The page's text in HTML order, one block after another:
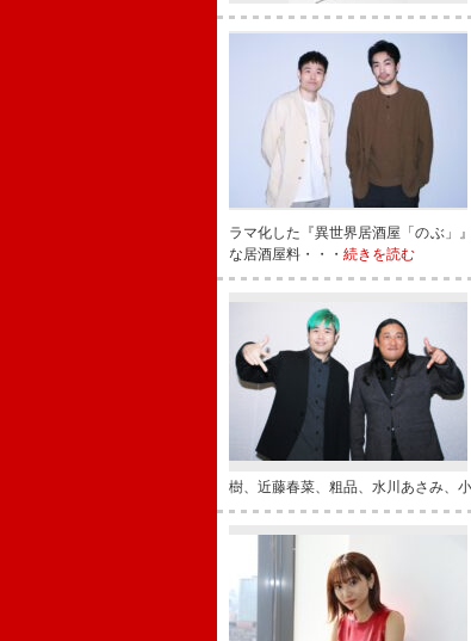
ラマ化した『異世界居酒屋「のぶ」
な居酒屋料・・・ 続きを読む
樹、近藤春菜、粗品、水川あさみ、